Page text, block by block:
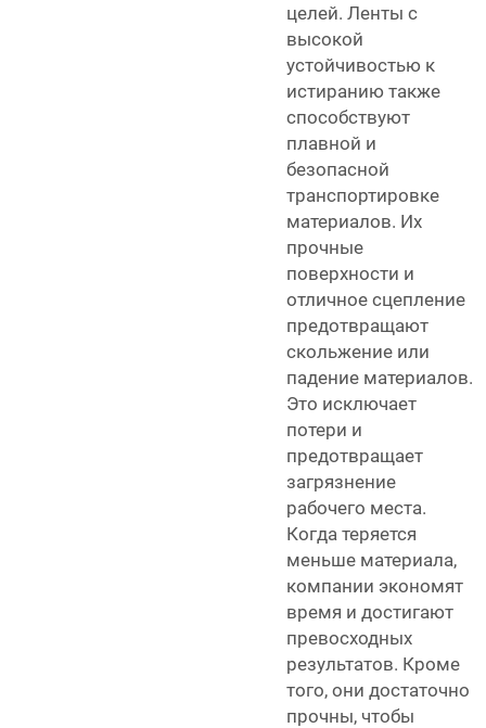
целей. Ленты с
высокой
устойчивостью к
истиранию также
способствуют
плавной и
безопасной
транспортировке
материалов. Их
прочные
поверхности и
отличное сцепление
предотвращают
скольжение или
падение материалов.
Это исключает
потери и
предотвращает
загрязнение
рабочего места.
Когда теряется
меньше материала,
компании экономят
время и достигают
превосходных
результатов. Кроме
того, они достаточно
прочны, чтобы